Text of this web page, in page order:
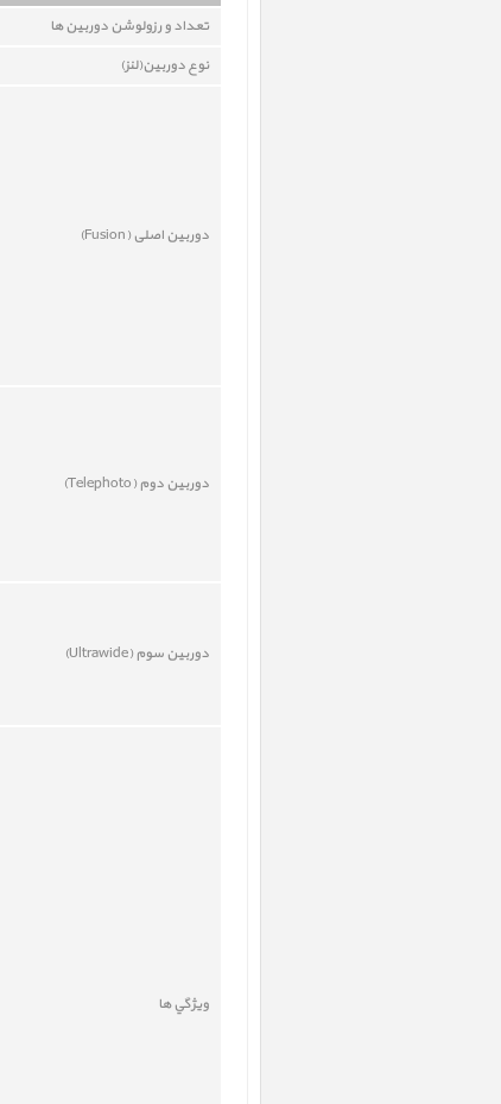
تعداد و رزولوشن دوربين ها
نوع دوربين(لنز)
دوربين اصلی (Fusion
)
دوربين دوم (Telephoto
)
دوربين سوم (Ultrawide
)
ويژگي ها